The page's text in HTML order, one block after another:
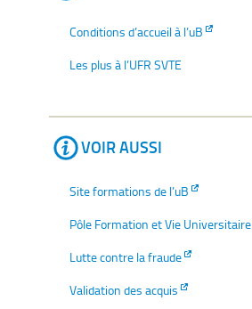
Conditions d’accueil à l’uB
Les plus à l’UFR SVTE
VOIR AUSSI
Site formations de l’uB
Pôle Formation et Vie Universitaire
Lutte contre la fraude
Validation des acquis